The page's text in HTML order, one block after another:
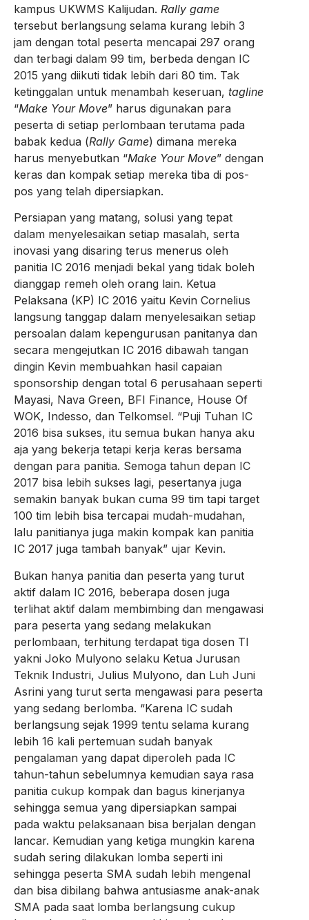
kampus UKWMS Kalijudan. Rally game
tersebut berlangsung selama kurang lebih 3
jam dengan total peserta mencapai 297 orang
dan terbagi dalam 99 tim, berbeda dengan IC
2015 yang diikuti tidak lebih dari 80 tim. Tak
ketinggalan untuk menambah keseruan, tagline
“Make Your Move” harus digunakan para
peserta di setiap perlombaan terutama pada
babak kedua (Rally Game) dimana mereka
harus menyebutkan “Make Your Move” dengan
keras dan kompak setiap mereka tiba di pos-
pos yang telah dipersiapkan.
Persiapan yang matang, solusi yang tepat
dalam menyelesaikan setiap masalah, serta
inovasi yang disaring terus menerus oleh
panitia IC 2016 menjadi bekal yang tidak boleh
dianggap remeh oleh orang lain. Ketua
Pelaksana (KP) IC 2016 yaitu Kevin Cornelius
langsung tanggap dalam menyelesaikan setiap
persoalan dalam kepengurusan panitanya dan
secara mengejutkan IC 2016 dibawah tangan
dingin Kevin membuahkan hasil capaian
sponsorship dengan total 6 perusahaan seperti
Mayasi, Nava Green, BFI Finance, House Of
WOK, Indesso, dan Telkomsel. “Puji Tuhan IC
2016 bisa sukses, itu semua bukan hanya aku
aja yang bekerja tetapi kerja keras bersama
dengan para panitia. Semoga tahun depan IC
2017 bisa lebih sukses lagi, pesertanya juga
semakin banyak bukan cuma 99 tim tapi target
100 tim lebih bisa tercapai mudah-mudahan,
lalu panitianya juga makin kompak kan panitia
IC 2017 juga tambah banyak” ujar Kevin.
Bukan hanya panitia dan peserta yang turut
aktif dalam IC 2016, beberapa dosen juga
terlihat aktif dalam membimbing dan mengawasi
para peserta yang sedang melakukan
perlombaan, terhitung terdapat tiga dosen TI
yakni Joko Mulyono selaku Ketua Jurusan
Teknik Industri, Julius Mulyono, dan Luh Juni
Asrini yang turut serta mengawasi para peserta
yang sedang berlomba. “Karena IC sudah
berlangsung sejak 1999 tentu selama kurang
lebih 16 kali pertemuan sudah banyak
pengalaman yang dapat diperoleh pada IC
tahun-tahun sebelumnya kemudian saya rasa
panitia cukup kompak dan bagus kinerjanya
sehingga semua yang dipersiapkan sampai
pada waktu pelaksanaan bisa berjalan dengan
lancar. Kemudian yang ketiga mungkin karena
sudah sering dilakukan lomba seperti ini
sehingga peserta SMA sudah lebih mengenal
dan bisa dibilang bahwa antusiasme anak-anak
SMA pada saat lomba berlangsung cukup